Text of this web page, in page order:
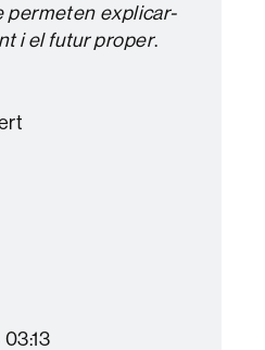
permeten explicar-
i el futur proper.